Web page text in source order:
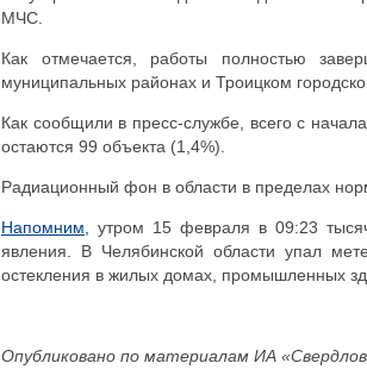
МЧС.
Как отмечается, работы полностью
муниципальных районах и Троицком
Как сообщили в пресс-службе, всего с
остаются 99 объекта (1,4%).
Радиационный фон в области в пределах
Напомним,
утром 15 февраля в 09:23
явления. В Челябинской области упал
остекления в жилых домах, промышленных
Опубликовано по материалам ИА